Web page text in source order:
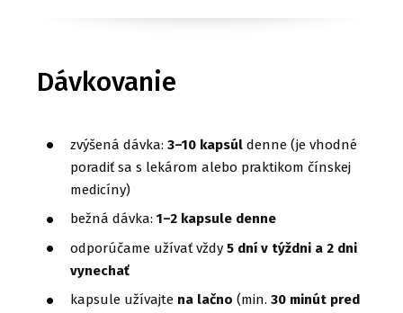
Dávkovanie
zvýšená dávka: 3–10 kapsúldenne (je vhodné
poradiť sa s lekárom alebo praktikom čínskej
medicíny)
bežná dávka: 1–2 kapsule denne
odporúčame užívať vždy5 dní v týždni a 2 dni
vynechať
kapsule užívajte na lačno (min. 30 minút pred